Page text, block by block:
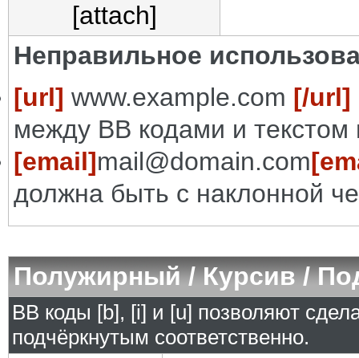
[attach]
Неправильное
[url] www.example.com [/url]
между BB кодами и текстом
[email]mail@domain.com
должна быть с наклонной
Полужирный / Курсив /
BB коды [b], [i] и [u] позволяют
подчёркнутым соответственно.